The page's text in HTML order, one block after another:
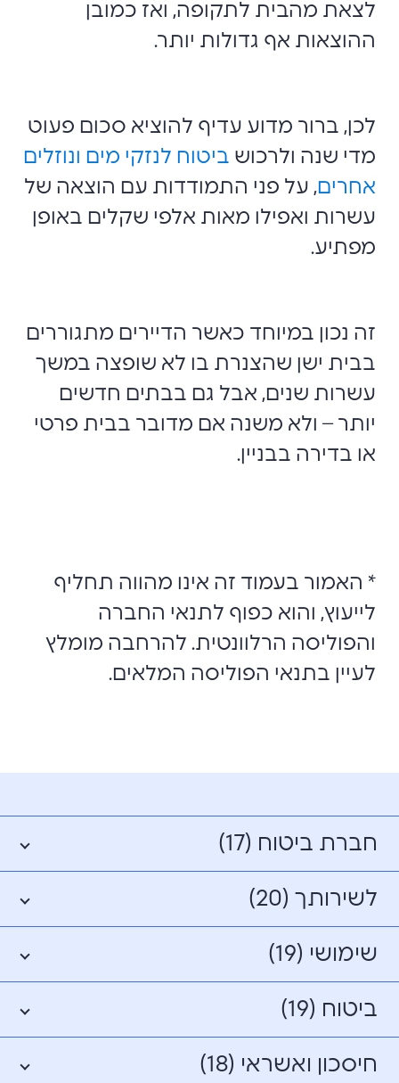
לצאת מהבית לתקופה, ואז כמובן
ההוצאות אף גדולות יותר.
לכן, ברור מדוע עדיף להוציא סכום פעוט
מדי שנה ולרכוש ביטוח לנזקי מים ונוזלים
אחרים, על פני התמודדות עם הוצאה של
עשרות ואפילו מאות אלפי שקלים באופן
מפתיע.
זה נכון במיוחד כאשר הדיירים מתגוררים
בבית ישן שהצנרת בו לא שופצה במשך
עשרות שנים, אבל גם בבתים חדשים
יותר – ולא משנה אם מדובר בבית פרטי
או בדירה בבניין.
* האמור בעמוד זה אינו מהווה תחליף
לייעוץ, והוא כפוף לתנאי החברה
והפוליסה הרלוונטית. להרחבה מומלץ
לעיין בתנאי הפוליסה המלאים.
חברת ביטוח (17)
לשירותך (20)
שימושי (19)
ביטוח (19)
חיסכון ואשראי (18)